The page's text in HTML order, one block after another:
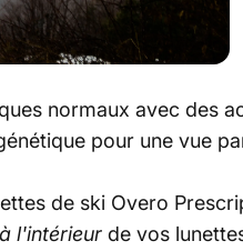
normaux avec des
pour une vue
de ski Overo
à l'intérieur de vos